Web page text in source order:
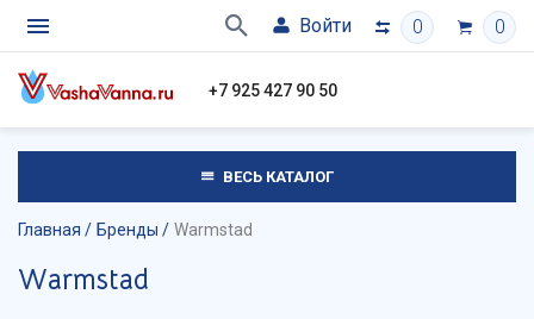
Войти 0 0
+7 925 427 90 50
ВЕСЬ КАТАЛОГ
Главная Бренды Warmstad
Warmstad